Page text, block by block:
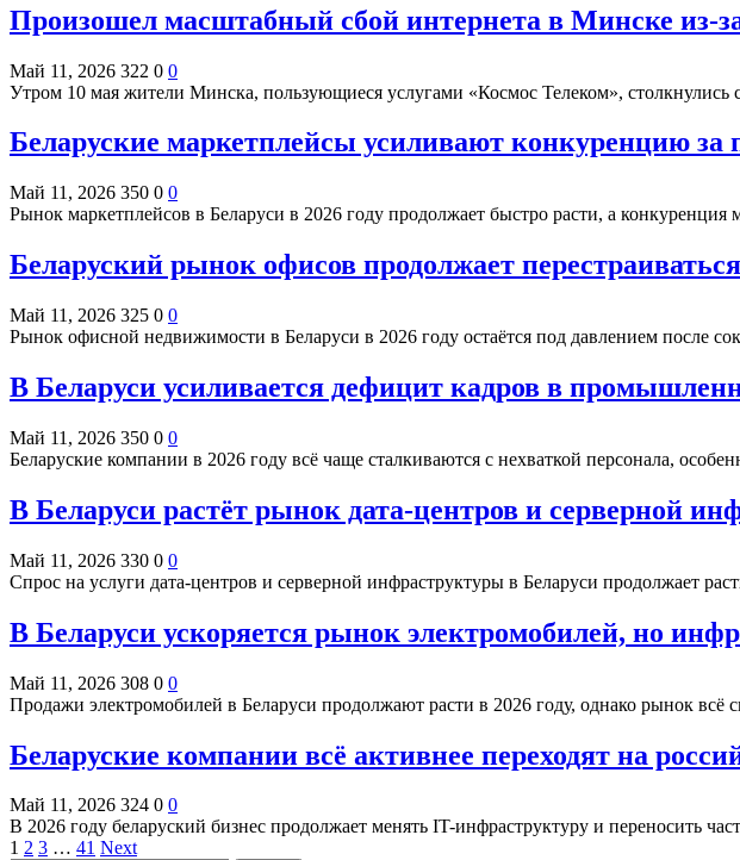
Произошел масштабный сбой интернета в Минске из-
Май 11, 2026 322 0 0
Утром 10 мая жители Минска, пользующиеся услугами «Космос Телеком»,
Беларуские маркетплейсы усиливают конкуренцию за
Май 11, 2026 350 0 0
Рынок маркетплейсов в Беларуси в 2026 году продолжает быстро расти, а
Беларуский рынок офисов продолжает
Май 11, 2026 325 0 0
Рынок офисной недвижимости в Беларуси в 2026 году остаётся под давлением после
В Беларуси усиливается дефицит кадров в
Май 11, 2026 350 0 0
Беларуские компании в 2026 году всё чаще сталкиваются с нехваткой персонала,
В Беларуси растёт рынок дата-центров и серверной
Май 11, 2026 330 0 0
Спрос на услуги дата-центров и серверной инфраструктуры в Беларуси продолжает
В Беларуси ускоряется рынок электромобилей, но
Май 11, 2026 308 0 0
Продажи электромобилей в Беларуси продолжают расти в 2026 году, однако рынок всё
Беларуские компании всё активнее переходят на
Май 11, 2026 324 0 0
В 2026 году беларуский бизнес продолжает менять IT-инфраструктуру и переносить
1 2 3 … 41 Next